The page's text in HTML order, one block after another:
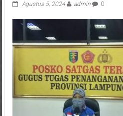
Agustus 5, 2024 admin 0